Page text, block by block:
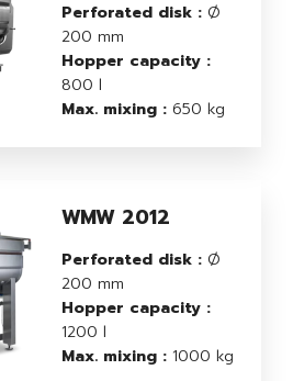
Perforated disk : Ø
200 mm
Hopper capacity :
800 l
Max. mixing : 650 kg
WMW 2012
Perforated disk : Ø
200 mm
Hopper capacity :
1200 l
Max. mixing : 1000 kg